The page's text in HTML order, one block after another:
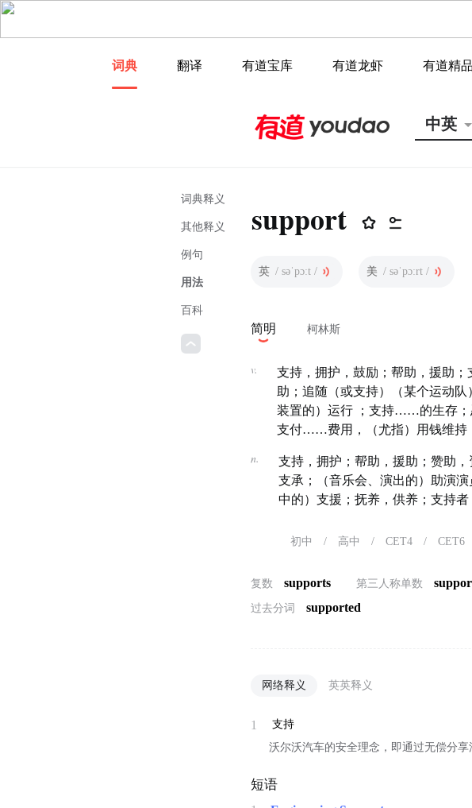
词典 翻译 有道宝库 有道龙虾 有道精
中英
词典释义
其他释义
例句
用法
百科
support
英 / səˈpɔːt / 美 / səˈpɔːrt /
简明 柯林斯
v.
支持，拥护，鼓励；帮助，援助
助；追随（或支持）（某个运动
装置的）运行 ；支持……的生存；
支付……费用，（尤指）用钱维持
n.
支持，拥护；帮助，援助；赞助
支承；（音乐会、演出的）助演
中的）支援；抚养，供养；支持
初中 / 高中 / CET4 / CET6
复数 supports 第三人称单数
过去分词 supported
网络释义 英英释义
1
支持
沃尔沃汽车的安全理念，即通过无偿分
短语